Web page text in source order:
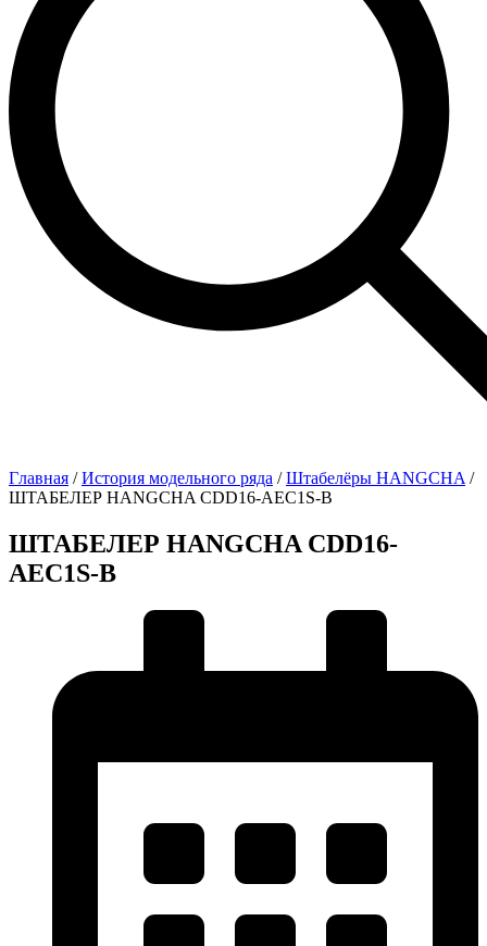
Главная /История модельного ряда /Штабелёры HANGCHA /
ШТАБЕЛЕР HANGCHA CDD16-AEC1S-B
ШТАБЕЛЕР HANGCHA CDD16-
AEC1S-B